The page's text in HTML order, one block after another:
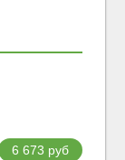
6 673 руб